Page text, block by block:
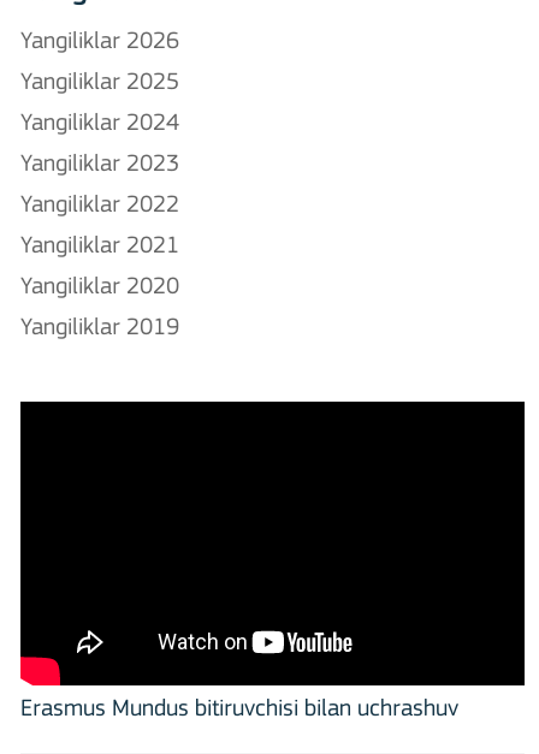
Yangiliklar 2026
Yangiliklar 2025
Yangiliklar 2024
Yangiliklar 2023
Yangiliklar 2022
Yangiliklar 2021
Yangiliklar 2020
Yangiliklar 2019
Erasmus Mundus bitiruvchisi bilan uchrashuv